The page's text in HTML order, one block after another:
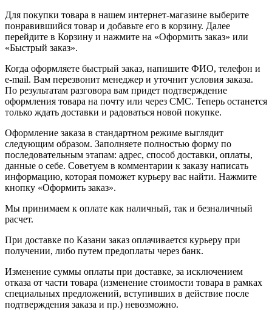
Для покупки товара в нашем интернет-магазине выберите
понравившийся товар и добавьте его в корзину. Далее
перейдите в Корзину и нажмите на «Оформить заказ» или
«Быстрый заказ».
Когда оформляете быстрый заказ, напишите ФИО, телефон и
e-mail. Вам перезвонит менеджер и уточнит условия заказа.
По результатам разговора вам придет подтверждение
оформления товара на почту или через СМС. Теперь останется
только ждать доставки и радоваться новой покупке.
Оформление заказа в стандартном режиме выглядит
следующим образом. Заполняете полностью форму по
последовательным этапам: адрес, способ доставки, оплаты,
данные о себе. Советуем в комментарии к заказу написать
информацию, которая поможет курьеру вас найти. Нажмите
кнопку «Оформить заказ».
Мы принимаем к оплате как наличный, так и безналичный
расчет.
При доставке по Казани заказ оплачивается курьеру при
получении, либо путем предоплаты через банк.
Изменение суммы оплаты при доставке, за исключением
отказа от части товара (изменение стоимости товара в рамках
специальных предложений, вступивших в действие после
подтверждения заказа и пр.) невозможно.